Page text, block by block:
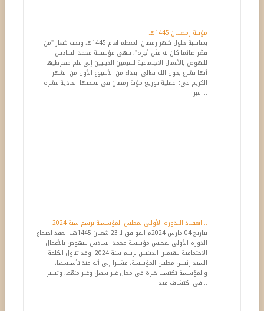
مؤنــة رمضـــان 1445هـ
بمناسبة حلول شهر رمضان المعظم لعام 1445ه، وتحت شعار "من
فطّر صائما كان له مثل أجره"، تنهي مؤسسة محمد السادس
للنهوض بالأعمال الاجتماعية للقيمين الدينيين إلى علم منخرطيها
أنها تشرع بحول الله تعالى ابتداء من الأسبوع الأول من الشهر
الكريم في: عملية توزيع مؤنة رمضان في نسختها الحادية عشرة
عبر ...
انعقــاد الــدورة الأولـى لمجلس المؤسسـة برسم سنة 2024...
بتاريخ 04 مارس 2024م الموافق لـ 23 شعبان 1445هـ، انعقد اجتماع
الدورة الأولى لمجلس مؤسسة محمد السادس للنهوض بالأعمال
الاجتماعية للقيمين الدينيين برسم سنة 2024. وقد تناول الكلمة
السيد رئيس مجلس المؤسسة، مشيرا إلى أنه منذ تأسيسها،
والمؤسسة تكتسب خبرة في مجال غير سهل وغير منمّط، وتسير
في اكتشاف ميد...